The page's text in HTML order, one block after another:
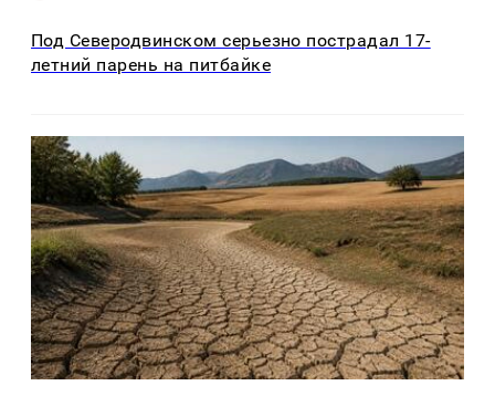
Под Северодвинском серьезно пострадал 17-
летний парень на питбайке